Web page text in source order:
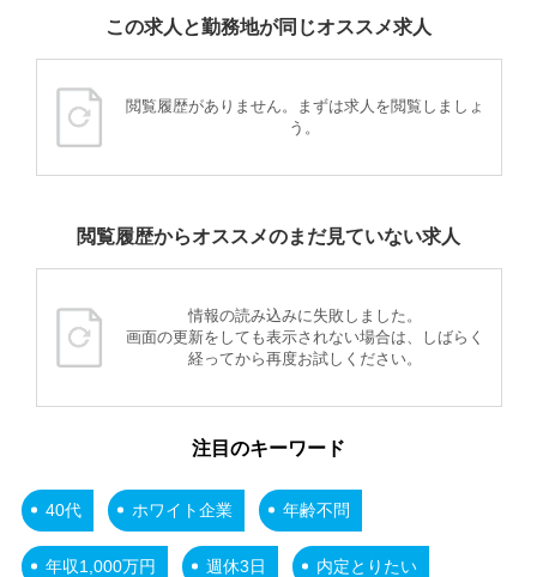
この求人と勤務地が同じオススメ求人
閲覧履歴がありません。まずは求人を閲覧しましょ
う。
閲覧履歴からオススメのまだ見ていない求人
情報の読み込みに失敗しました。
画面の更新をしても表示されない場合は、しばらく
経ってから再度お試しください。
注目のキーワード
40代 ホワイト企業 年齢不問
年収1,000万円 週休3日 内定とりたい